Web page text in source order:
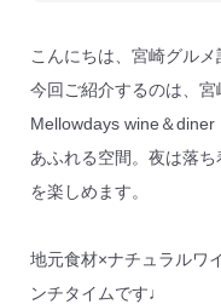
こんにちは、宮崎グルメ
今回ご紹介するのは、
Mellowdays wine＆
あふれる空間。夜は落
を楽しめます。
地元食材×ナチュラルワ
ンチタイムです♩